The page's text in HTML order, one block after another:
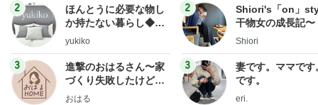
2
ほんとうに必要な物し
か持たない暮らし◆Ke
ep Life Simple◆〜イ
yukiko
3
進撃のおはるさん〜家
づくり失敗したけど私
は元気です〜
おはる
2
Shiori's「on」
干物女の成長記〜
Shiori
3
妻です。ママです
です。
eri.